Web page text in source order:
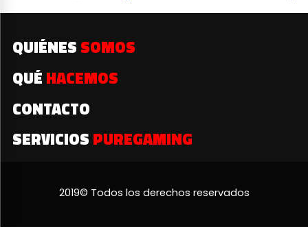
QUIÉNES SOMOS
QUÉ HACEMOS
CONTACTO
SERVICIOS PUREGAMING
2019© Todos los derechos reservados